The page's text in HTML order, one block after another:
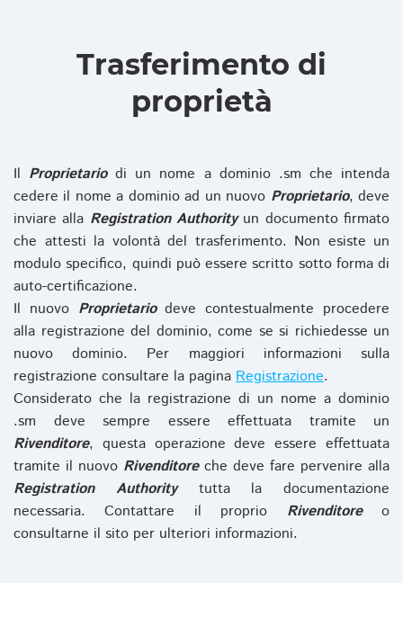
Trasferimento di
proprietà
Il Proprietariodi un nome a dominio .sm che intenda
cedere il nome a dominio ad un nuovo Proprietario, deve
inviare alla Registration Authorityun documento firmato
che attesti la volontà del trasferimento. Non esiste un
modulo specifico, quindi può essere scritto sotto forma di
auto-certificazione.
Il nuovo Proprietariodeve contestualmente procedere
alla registrazione del dominio, come se si richiedesse un
nuovo dominio. Per maggiori informazioni sulla
registrazione consultare la pagina Registrazione.
Considerato che la registrazione di un nome a dominio
.sm deve sempre essere effettuata tramite un
Rivenditore, questa operazione deve essere effettuata
tramite il nuovo Rivenditoreche deve fare pervenire alla
Registration Authoritytutta la documentazione
necessaria. Contattare il proprio Rivenditoreo
consultarne il sito per ulteriori informazioni.